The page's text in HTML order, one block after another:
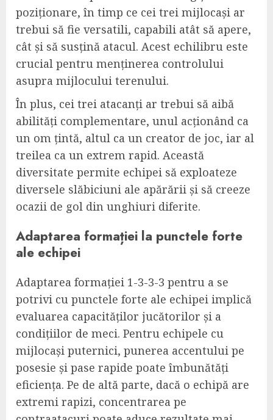
poziționare, în timp ce cei trei mijlocași ar
trebui să fie versatili, capabili atât să apere,
cât și să susțină atacul. Acest echilibru este
crucial pentru menținerea controlului
asupra mijlocului terenului.
În plus, cei trei atacanți ar trebui să aibă
abilități complementare, unul acționând ca
un om țintă, altul ca un creator de joc, iar al
treilea ca un extrem rapid. Această
diversitate permite echipei să exploateze
diversele slăbiciuni ale apărării și să creeze
ocazii de gol din unghiuri diferite.
Adaptarea formației la punctele forte
ale echipei
Adaptarea formației 1-3-3-3 pentru a se
potrivi cu punctele forte ale echipei implică
evaluarea capacităților jucătorilor și a
condițiilor de meci. Pentru echipele cu
mijlocași puternici, punerea accentului pe
posesie și pase rapide poate îmbunătăți
eficiența. Pe de altă parte, dacă o echipă are
extremi rapizi, concentrarea pe